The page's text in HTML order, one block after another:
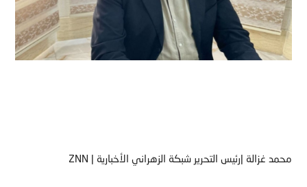
محمد غزالة |رئيس التحرير شبكة الزهراني الأخبارية | ZNN